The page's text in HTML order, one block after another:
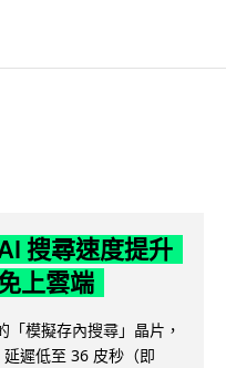
搜尋速度提升
上雲端
模擬存內搜尋」晶片，
遲低至 36 皮秒（即